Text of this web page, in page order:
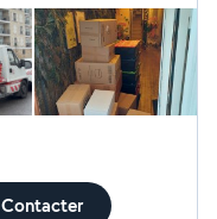
Contacter